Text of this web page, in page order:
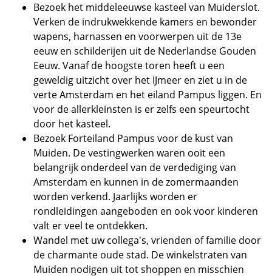
Bezoek het middeleeuwse kasteel van Muiderslot.
Verken de indrukwekkende kamers en bewonder
wapens, harnassen en voorwerpen uit de 13e
eeuw en schilderijen uit de Nederlandse Gouden
Eeuw. Vanaf de hoogste toren heeft u een
geweldig uitzicht over het IJmeer en ziet u in de
verte Amsterdam en het eiland Pampus liggen. En
voor de allerkleinsten is er zelfs een speurtocht
door het kasteel.
Bezoek Forteiland Pampus voor de kust van
Muiden. De vestingwerken waren ooit een
belangrijk onderdeel van de verdediging van
Amsterdam en kunnen in de zomermaanden
worden verkend. Jaarlijks worden er
rondleidingen aangeboden en ook voor kinderen
valt er veel te ontdekken.
Wandel met uw collega's, vrienden of familie door
de charmante oude stad. De winkelstraten van
Muiden nodigen uit tot shoppen en misschien